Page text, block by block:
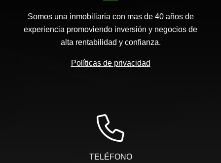
Somos una inmobiliaria con mas de 40 años de
experiencia promoviendo inversión y negocios de
alta rentabilidad y confianza.
Políticas de privacidad
TELÉFONO